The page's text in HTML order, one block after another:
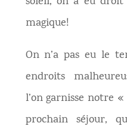
magique!
On n’a paseu le
endroits
l’on garnisse notre
prochain séjour,